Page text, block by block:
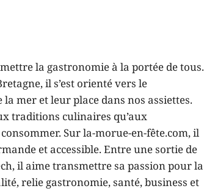
la gastronomie à la portée de tous.
il s’est orienté vers le
mer et leur place dans nos assiettes.
traditions culinaires qu’aux
Sur la-morue-en-fête.com, il
et accessible. Entre une sortie de
il aime transmettre sa passion pour la
relie gastronomie, santé, business et